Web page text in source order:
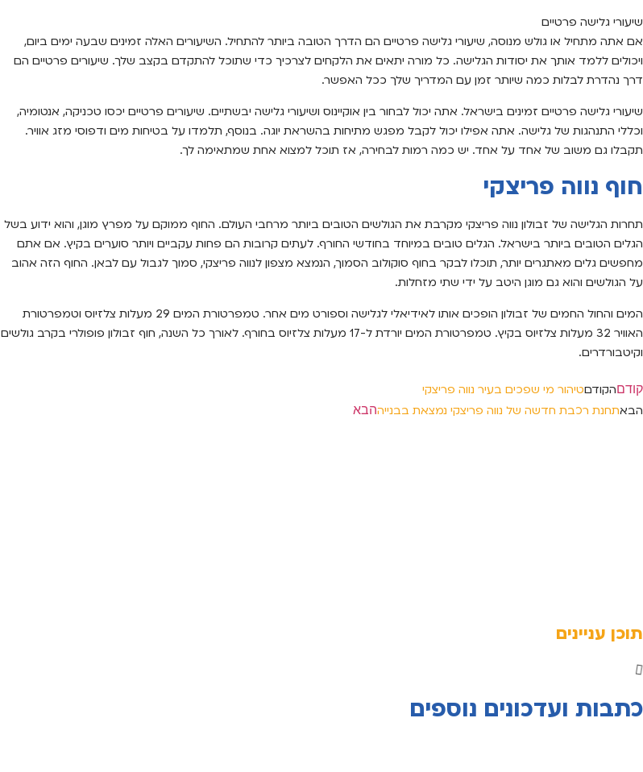
שיעורי גלישה פרטיים
אם אתה מתחיל או גולש מנוסה, שיעורי גלישה פרטיים הם הדרך הטובה ביותר להתחיל. השיעורים האלה זמינים שבעה ימים ביום,
ויכולים ללמד אותך את יסודות הגלישה. כל מורה יתאים את הלקחים לצרכיך כדי שתוכל להתקדם בקצב שלך. שיעורים פרטיים הם
דרך נהדרת לבלות כמה שיותר זמן עם המדריך שלך ככל האפשר.
שיעורי גלישה פרטיים זמינים בישראל. אתה יכול לבחור בין אוקיינוס ושיעורי גלישה יבשתיים. שיעורים פרטיים יכסו טכניקה, אנטומיה,
וכללי התנהגות של גלישה. אתה אפילו יכול לקבל מפגש מתיחות בהשראת יוגה. בנוסף, תלמדו על בטיחות מים ודפוסי מזג אוויר.
תקבלו גם משוב של אחד על אחד. יש כמה רמות לבחירה, אז תוכל למצוא אחת שמתאימה לך.
חוף נווה פריצקי
תחרות הגלישה של זבולון נווה פריצקי מקרבת את הגולשים הטובים ביותר מרחבי העולם. החוף ממוקם על מפרץ מוגן, והוא ידוע בשל
הגלים הטובים ביותר בישראל. הגלים טובים במיוחד בחודשי החורף. לעתים קרובות הם פחות עקביים ויותר סוערים בקיץ. אם אתם
מחפשים גלים מאתגרים יותר, תוכלו לבקר בחוף סוקולוב הסמוך, הנמצא מצפון לנווה פריצקי, סמוך לגבול עם לבאן. החוף הזה אהוב
על הגולשים והוא גם מוגן היטב על ידי שתי מזחלות.
המים והחול החמים של זבולון הופכים אותו לאידיאלי לגלישה וספורט מים אחר. טמפרטורת המים 29 מעלות צלזיוס וטמפרטורת
האוויר 32 מעלות צלזיוס בקיץ. טמפרטורת המים יורדת ל-17 מעלות צלזיוס בחורף. לאורך כל השנה, חוף זבולון פופולרי בקרב גולשים
וקיטבורדרים.
קודםהקודםטיהור מי שפכים בעיר נווה פריצקי
הבאתחנת רכבת חדשה של נווה פריצקי נמצאת בבנייההבא
תוכן עניינים
כתבות ועדכונים נוספים